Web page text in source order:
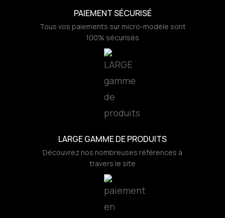
PAIEMENT SÉCURISÉ
Tous vos paiements sur micro-modèle sont
100% sécurisés
LARGE GAMME DE PRODUITS
Découvrez nos nombreuses références à
travers le site